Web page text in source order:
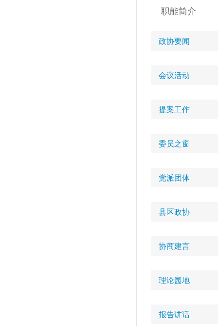
职能简介
政协要闻
会议活动
提案工作
委员之窗
党派团体
县区政协
协商建言
理论园地
报告讲话